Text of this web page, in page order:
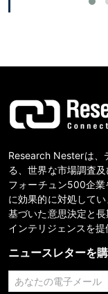
Research Nesterは、
る、世界な市場調査
フォーチュン500企
に効果的に対処して
基づいた意思決定と
インテリジェンスを提
ニュースレターを